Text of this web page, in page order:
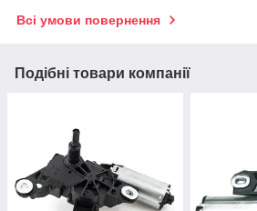
Всі умови повернення
Подібні товари компанії